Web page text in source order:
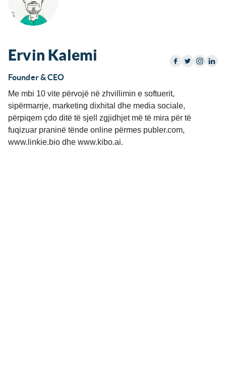
Ervin Kalemi
Founder & CEO
Me mbi 10 vite përvojë në zhvillimin e softuerit,
sipërmarrje, marketing dixhital dhe media sociale,
përpiqem çdo ditë të sjell zgjidhjet më të mira për të
fuqizuar praninë tënde online përmes publer.com,
www.linkie.bio dhe www.kibo.ai.